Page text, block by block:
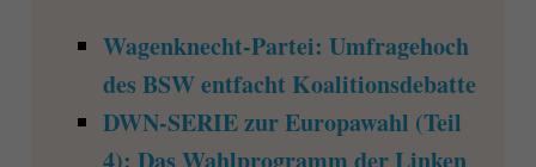
Wagenknecht-Partei: Umfragehoch
des BSW entfacht Koalitionsdebatte
DWN-SERIE zur Europawahl (Teil